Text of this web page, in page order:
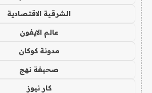
الشرقية الاقتصادية
عالم الايفون
مدونة كوكان
صحيفة نهج
كار نيوز